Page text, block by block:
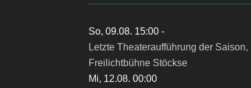
So, 09.08. 15:00 -
Letzte Theateraufführung der Saison,
Freilichtbühne Stöckse
Mi, 12.08. 00:00